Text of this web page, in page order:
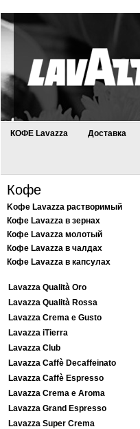
КОФЕ Lavazza Доставка
Кофе
Kофе Lavazza растворимый
Кофе Lavazza в зернах
Кофе Lavazza молотый
Кофе Lavazza в чалдах
Кофе Lavazza в капсулах
Lavazza Qualità Oro
Lavazza Qualità Rossa
Lavazza Crema e Gusto
Lavazza iTierra
Lavazza Club
Lavazza Caffè Decaffeinato
Lavazza Caffè Espresso
Lavazza Crema e Aroma
Lavazza Grand Espresso
Lavazza Super Crema